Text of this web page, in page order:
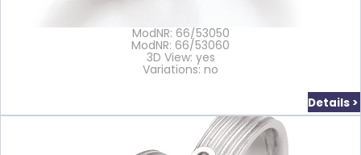
ModNR: 66/53050
ModNR: 66/53060
3D View: yes
Variations: no
Details >